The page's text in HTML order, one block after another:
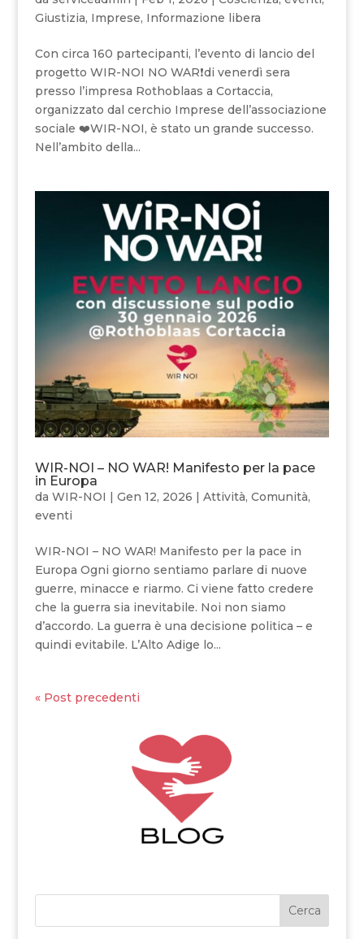
Giustizia, Imprese, Informazione libera
Con circa 160 partecipanti, l’evento di lancio del
progetto WIR-NOI NO WAR❗️di venerdì sera
presso l’impresa Rothoblaas a Cortaccia,
organizzato dal cerchio Imprese dell’associazione
sociale ❤️WIR-NOI, è stato un grande successo.
Nell’ambito della...
WIR-NOI – NO WAR! Manifesto per la pace
in Europa
da WIR-NOI | Gen 12, 2026 | Attività, Comunità,
eventi
WIR-NOI – NO WAR! Manifesto per la pace in
Europa Ogni giorno sentiamo parlare di nuove
guerre, minacce e riarmo. Ci viene fatto credere
che la guerra sia inevitabile. Noi non siamo
d’accordo. La guerra è una decisione politica – e
quindi evitabile. L’Alto Adige lo...
« Post precedenti
Cerca